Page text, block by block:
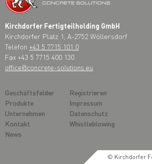
Kirchdorfer Fertigteilholding GmbH
Kirchdorfer Platz 1, A-2752 Wöllersdorf
Telefon +43 5 7715 101 0
Fax +43 5 7715 400 130
office@concrete-solutions.eu
Geschäftsfelder
Produkte
Unternehmen
Kontakt
News
Registrieren
Impressum
Datenschutz
Whistleblowing
© Kirchdorfer